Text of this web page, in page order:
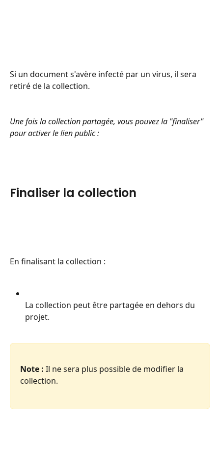
Si un document s'avère infecté par un virus, il sera
retiré de la collection.
Une fois la collection partagée, vous pouvez la "finaliser"
pour activer le lien public :
Finaliser la collection
En finalisant la collection :
La collection peut être partagée en dehors du
projet.
Note : Il ne sera plus possible de modifier la
collection.